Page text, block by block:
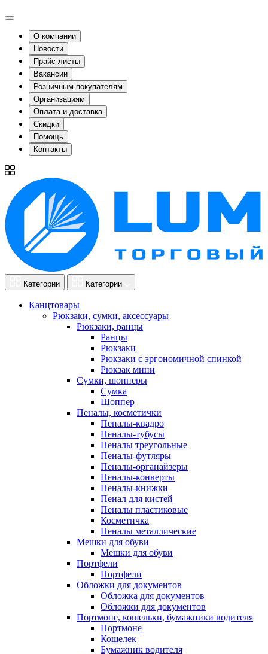
О компании
Новости
Прайс-листы
Вакансии
Розничным покупателям
Организациям
Оплата и доставка
Скидки
Помощь
Контакты
Категории Категории
Канцтовары
Рюкзаки, сумки, аксессуары
Рюкзаки, ранцы
Ранцы
Рюкзаки
Рюкзаки с эргономичной спинкой
Рюкзак мини
Сумки, шопперы
Сумка
Шоппер
Пеналы, косметички
Пеналы-квадро
Пеналы-тубусы
Пеналы треугольные
Пеналы-футляры
Пеналы-органайзеры
Пеналы-конверты
Пеналы-книжки
Пенал для кистей
Пеналы пластиковые
Косметичка
Пеналы металлические
Мешки для обуви
Мешки для обуви
Портфели
Портфели
Обложки для документов
Обложка для документов
Обложки для документов
Портмоне, кошельки, бумажники водителя
Портмоне
Кошелек
Бумажник водителя